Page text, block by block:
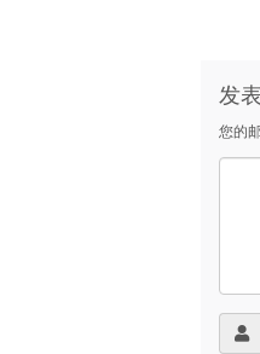
发
您的